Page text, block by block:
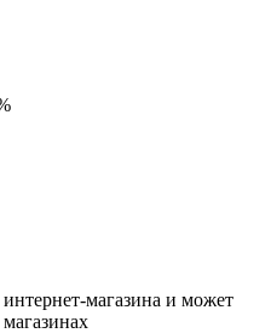
магазина и может